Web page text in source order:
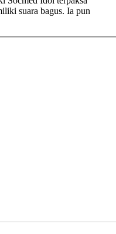
suara bagus. Ia pun